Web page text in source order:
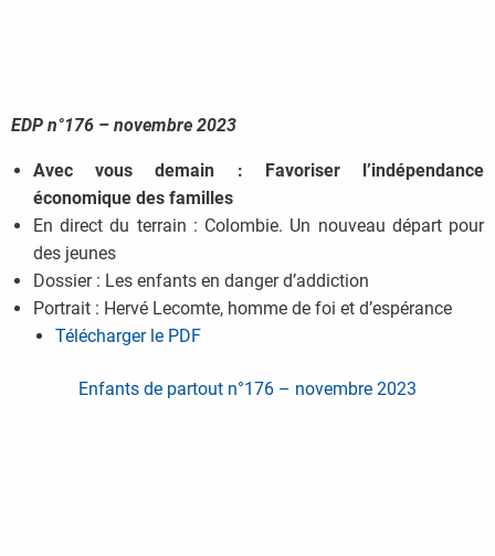
EDP n°176 – novembre 2023
Avec vous demain : Favoriser l’indépendance
économique des familles
En direct du terrain : Colombie. Un nouveau départ pour
des jeunes
Dossier : Les enfants en danger d’addiction
Portrait : Hervé Lecomte, homme de foi et d’espérance
Télécharger le PDF
Enfants de partout n°176 – novembre 2023